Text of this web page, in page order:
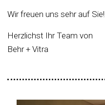
Wir freuen uns sehr auf Sie!
Herzlichst Ihr Team von
Behr + Vitra